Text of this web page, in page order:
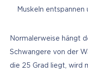
Muskeln entspannen
Normalerweise hängt
Schwangere von der
die 25 Grad liegt, wird